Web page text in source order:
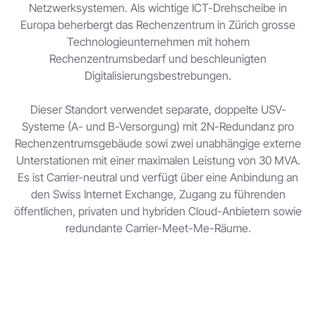
Netzwerksystemen. Als wichtige ICT-Drehscheibe in
Europa beherbergt das Rechenzentrum in Zürich grosse
Technologieunternehmen mit hohem
Rechenzentrumsbedarf und beschleunigten
Digitalisierungsbestrebungen.
Dieser Standort verwendet separate, doppelte USV-
Systeme (A- und B-Versorgung) mit 2N-Redundanz pro
Rechenzentrumsgebäude sowi zwei unabhängige externe
Unterstationen mit einer maximalen Leistung von 30 MVA.
Es ist Carrier-neutral und verfügt über eine Anbindung an
den Swiss Internet Exchange, Zugang zu führenden
öffentlichen, privaten und hybriden Cloud-Anbietern sowie
redundante Carrier-Meet-Me-Räume.